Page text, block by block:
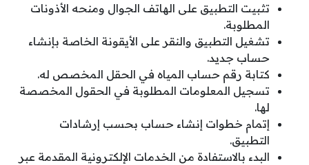
تثبيت التطبيق على الهاتف الجوال ومنحه الأذونات
المطلوبة.
تشغيل التطبيق والنقر على الأيقونة الخاصة بإنشاء
حساب جديد.
كتابة رقم حساب المياه في الحقل المخصص له.
تسجيل المعلومات المطلوبة في الحقول المخصصة
لها.
إتمام خطوات إنشاء حساب بحسب إرشادات
التطبيق.
البدء بالاستفادة من الخدمات الإلكترونية المقدمة عبر